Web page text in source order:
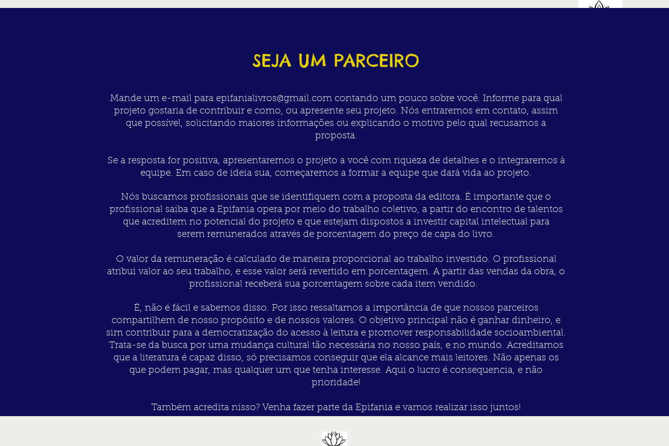
SEJA UM PARCEIRO
Mande um e-mail para epifanialivros@gmail.comcontando um pouco sobre você. Informe para qual
projeto gostaria de contribuir e como, ou apresente seu projeto. Nós entraremos em contato, assim
que possível, solicitando maiores informações ou explicando o motivo pelo qual recusamos a
proposta.
Se a resposta for positiva, apresentaremos o projeto a você com riqueza de detalhes e o integraremos à
equipe. Em caso de ideia sua, começaremos a formar a equipe que dará vida ao projeto.
Nós buscamos profissionais que se identifiquem com a proposta da editora. É importante que o
profissional saiba que a Epifania opera por meio do trabalho coletivo, a partir do encontro de talentos
que acreditem no potencial do projeto e que estejam dispostos a investir capital intelectual para
serem remunerados através de porcentagem do preço de capa do livro.
O valor da remuneração é calculado de maneira proporcional ao trabalho investido. O profissional
atribui valor ao seu trabalho, e esse valor será revertido em porcentagem. A partir das vendas da obra, o
profissional receberá sua porcentagem sobre cada item vendido.
É, não é fácil e sabemos disso. Por isso ressaltamos a importância de que nossos parceiros
compartilhem de nosso propósito e de nossos valores. O objetivo principal não é ganhar dinheiro, e
sim contribuir para a democratização do acesso à leitura e promover responsabilidade socioambiental.
Trata-se da busca por uma mudança cultural tão necessária no nosso país, e no mundo. Acreditamos
que a literatura é capaz disso, só precisamos conseguir que ela alcance mais leitores. Não apenas os
que podem pagar, mas qualquer um que tenha interesse. Aqui o lucro é consequencia, e não
prioridade!
Também acredita nisso? Venha fazer parte da Epifania e vamos realizar isso juntos!